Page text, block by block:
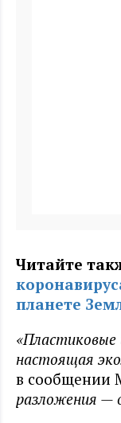
Читайте
планете
настоящая
в сообщении
разложения —